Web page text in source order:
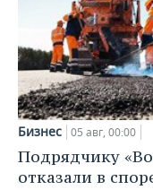
Бизнес 05 авг, 00:00
Подрядчику
отказали в